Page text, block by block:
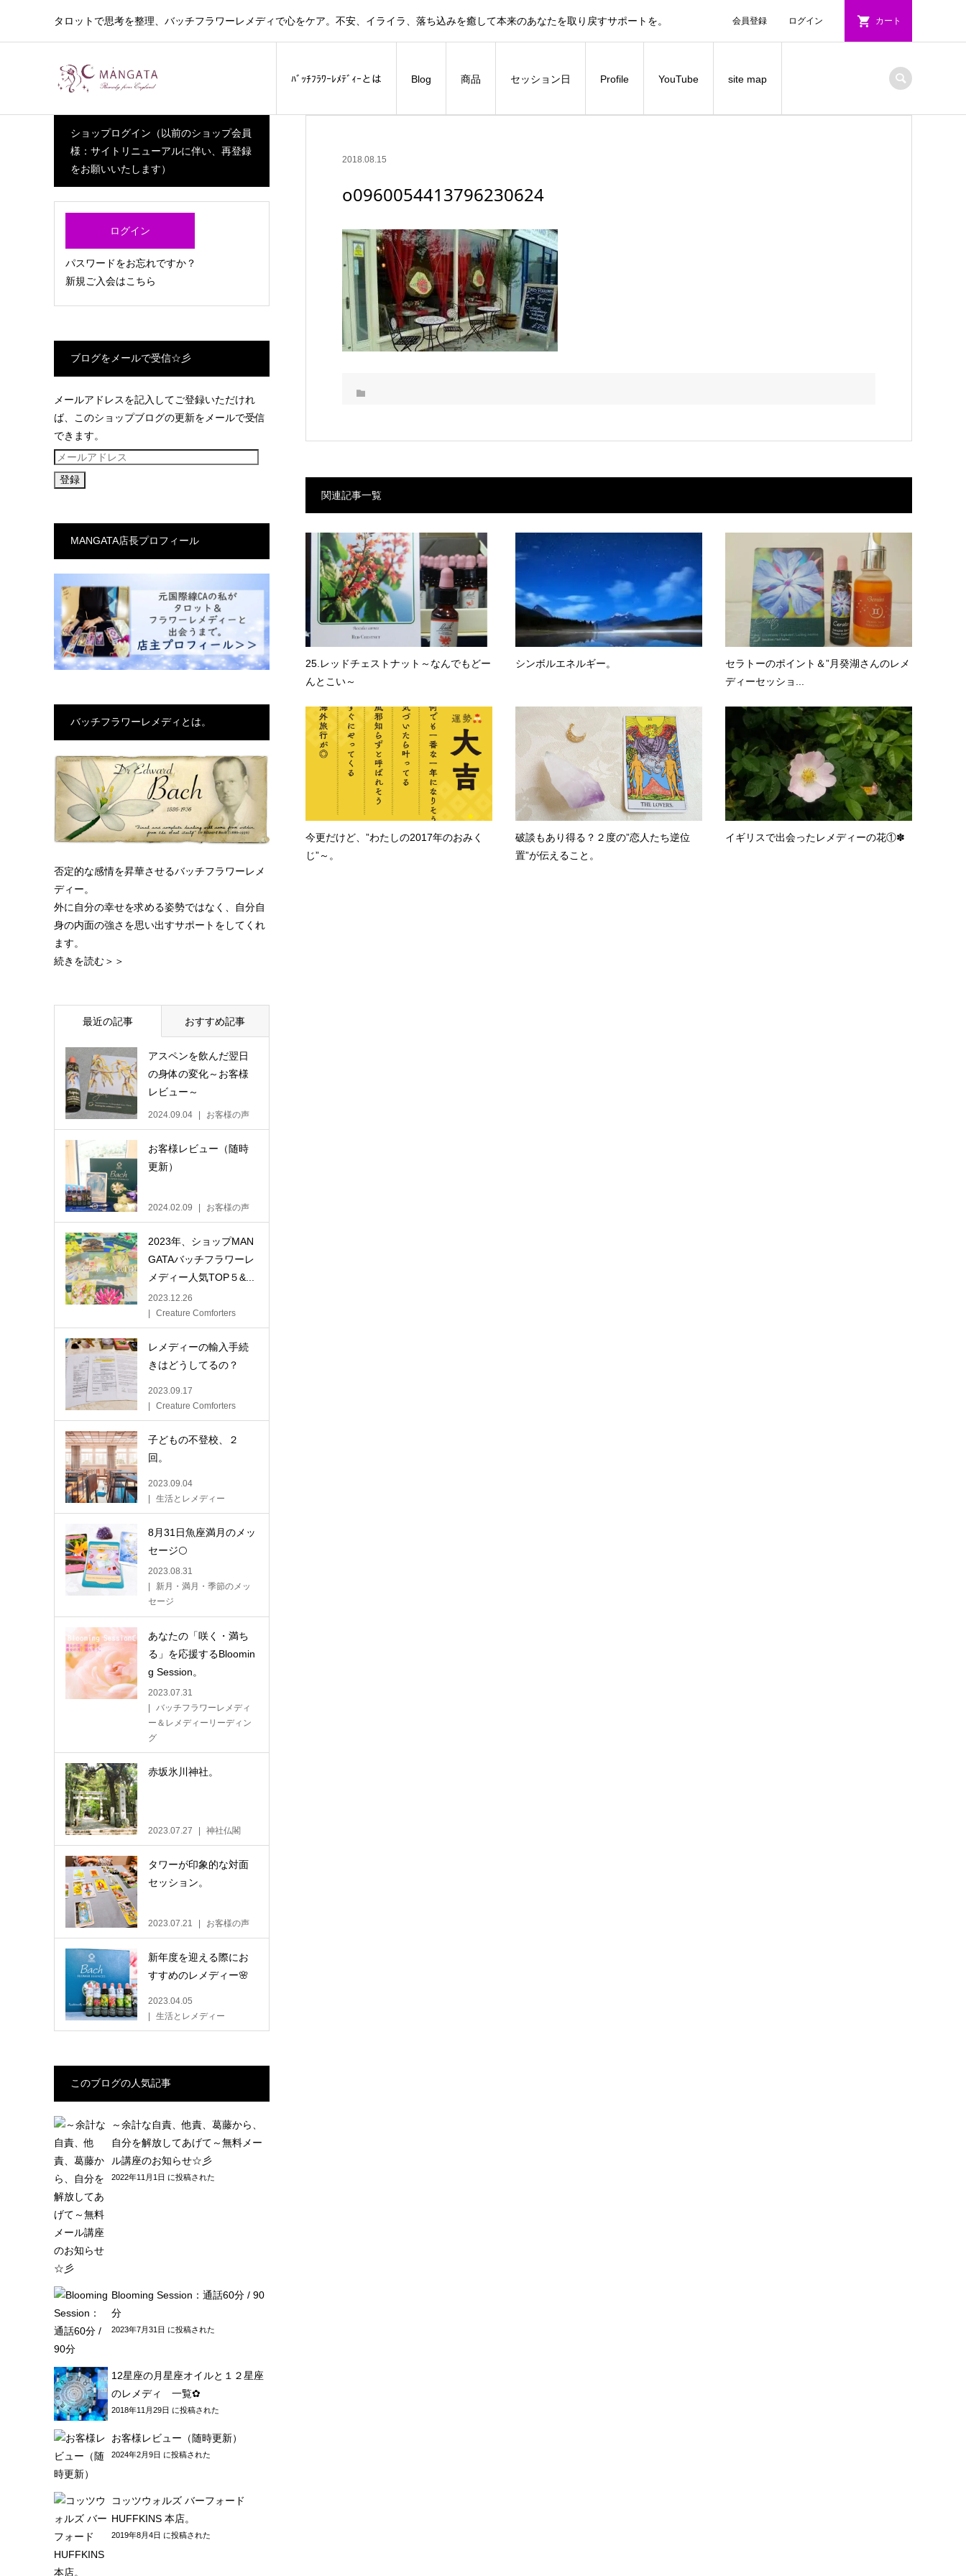
タロットで思考を整理、バッチフラワーレメディで心をケア。不安、イライラ、落ち込みを癒して本来のあなたを取り戻すサポートを。 会員登録 ログイン カート
ﾊﾞｯﾁﾌﾗﾜｰﾚﾒﾃﾞｨｰとは Blog 商品 セッション日 Profile YouTube site map
2018.08.15
o0960054413796230624
関連記事一覧
25.レッドチェストナット～なんでもどー
んとこい～
シンボルエネルギー。
セラトーのポイント＆”月癸湖さんのレメ
ディーセッショ...
今更だけど、”わたしの2017年のおみく
じ”～。
破談もあり得る？２度の”恋人たち逆位
置”が伝えること。
イギリスで出会ったレメディーの花①✽
ショップログイン（以前のショップ会員
様：サイトリニューアルに伴い、再登録
をお願いいたします）
ログイン
パスワードをお忘れですか？
新規ご入会はこちら
ブログをメールで受信☆彡
メールアドレスを記入してご登録いただけれ
ば、このショップブログの更新をメールで受信
できます。
メ
ー
MANGATA店長プロフィール
バッチフラワーレメディとは。
否定的な感情を昇華させるバッチフラワーレメ
ディー。
外に自分の幸せを求める姿勢ではなく、自分自
身の内面の強さを思い出すサポートをしてくれ
ます。
続きを読む＞＞
最近の記事 おすすめ記事
アスペンを飲んだ翌日
の身体の変化～お客様
レビュー～
2024.09.04 お客様の声
お客様レビュー（随時
更新）
2024.02.09 お客様の声
2023年、ショップMAN
GATAバッチフラワーレ
メディー人気TOP５&...
2023.12.26
Creature Comforters
レメディーの輸入手続
きはどうしてるの？
2023.09.17
Creature Comforters
子どもの不登校、２
回。
2023.09.04
生活とレメディー
8月31日魚座満月のメッ
セージ🌕
2023.08.31
新月・満月・季節のメッ
セージ
あなたの「咲く・満ち
る」を応援するBloomin
g Session。
2023.07.31
バッチフラワーレメディ
ー＆レメディーリーディン
グ
赤坂氷川神社。
2023.07.27 神社仏閣
タワーが印象的な対面
セッション。
2023.07.21 お客様の声
新年度を迎える際にお
すすめのレメディー🌸
2023.04.05
生活とレメディー
このブログの人気記事
～余計な自責、他責、葛藤から、
自分を解放してあげて～無料メー
ル講座のお知らせ☆彡
2022年11月1日 に投稿された
Blooming Session：通話60分 / 90
分
2023年7月31日 に投稿された
12星座の月星座オイルと１２星座
のレメディ 一覧✿
2018年11月29日 に投稿された
お客様レビュー（随時更新）
2024年2月9日 に投稿された
コッツウォルズ バーフォード
HUFFKINS 本店。
2019年8月4日 に投稿された